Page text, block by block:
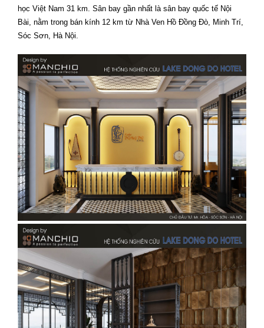
học Việt Nam 31 km. Sân bay gần nhất là sân bay quốc tế Nội
Bài, nằm trong bán kính 12 km từ Nhà Ven Hồ Đồng Đò, Minh Trí,
Sóc Sơn, Hà Nội.